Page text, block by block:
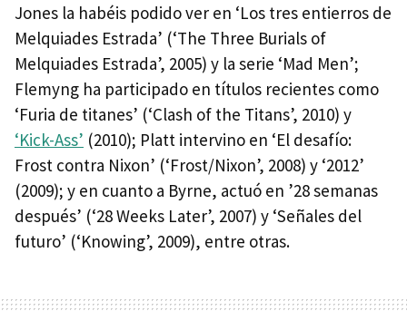
Jones la habéis podido ver en ‘Los tres entierros de
Melquiades Estrada’ (‘The Three Burials of
Melquiades Estrada’, 2005) y la serie ‘Mad Men’;
Flemyng ha participado en títulos recientes como
‘Furia de titanes’ (‘Clash of the Titans’, 2010) y
‘Kick-Ass’ (2010); Platt intervino en ‘El desafío:
Frost contra Nixon’ (‘Frost/Nixon’, 2008) y ‘2012’
(2009); y en cuanto a Byrne, actuó en ’28 semanas
después’ (‘28 Weeks Later’, 2007) y ‘Señales del
futuro’ (‘Knowing’, 2009), entre otras.